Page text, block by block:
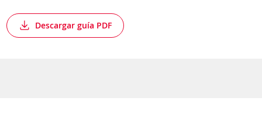
Descargar guía PDF